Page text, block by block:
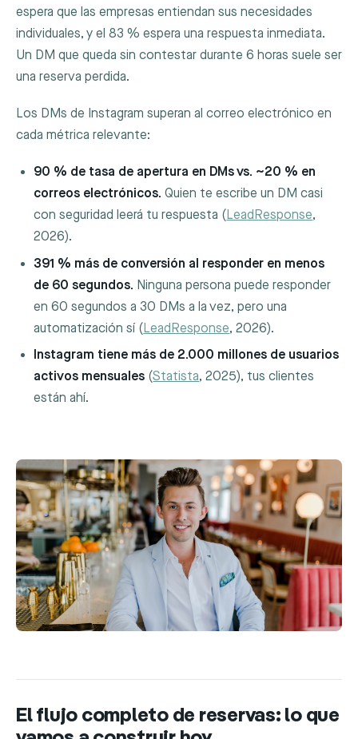
espera que las empresas entiendan sus necesidades
individuales, y el 83 % espera una respuesta inmediata.
Un DM que queda sin contestar durante 6 horas suele ser
una reserva perdida.
Los DMs de Instagram superan al correo electrónico en
cada métrica relevante:
90 % de tasa de apertura en DMs vs. ~20 % en
correos electrónicos. Quien te escribe un DM casi
con seguridad leerá tu respuesta (LeadResponse,
2026).
391 % más de conversión al responder en menos
de 60 segundos. Ninguna persona puede responder
en 60 segundos a 30 DMs a la vez, pero una
automatización sí (LeadResponse, 2026).
Instagram tiene más de 2.000 millones de usuarios
activos mensuales (Statista, 2025), tus clientes
están ahí.
El flujo completo de reservas: lo que